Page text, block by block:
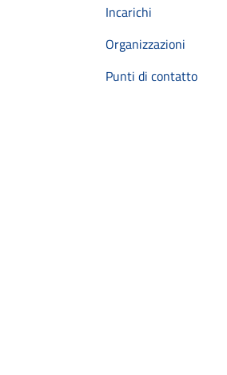
Incarichi
Organizzazioni
Punti di contatto